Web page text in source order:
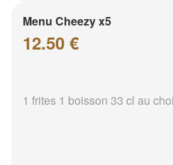
Menu Cheezy x5
12.50 €
1 frites 1 boisson 33 cl au